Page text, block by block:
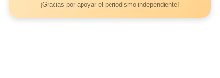
¡Gracias por apoyar el periodismo independiente!